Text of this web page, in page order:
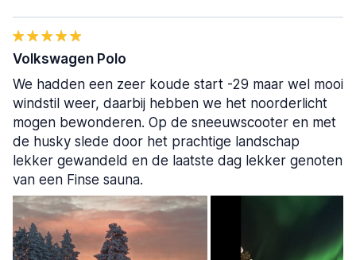
Volkswagen Polo
We hadden een zeer koude start -29 maar wel mooi
windstil weer, daarbij hebben we het noorderlicht
mogen bewonderen. Op de sneeuwscooter en met
de husky slede door het prachtige landschap
lekker gewandeld en de laatste dag lekker genoten
van een Finse sauna.